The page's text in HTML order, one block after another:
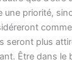
une priorité,
seront plus
Être dans le